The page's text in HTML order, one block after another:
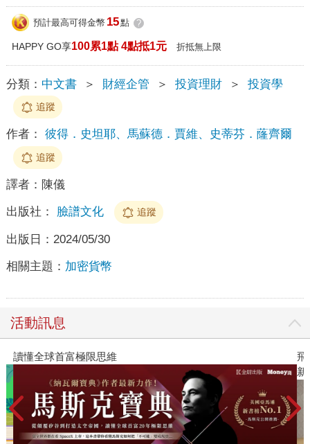
預計最高可得金幣 15點 ?
HAPPY GO享100累1點 4點抵1元 折抵無上限
分類： 中文書 ＞ 財經企管 ＞ 投資理財 ＞ 投資學
追蹤
作者： 彼得．史坦耶、馬蘇德．賈維、史蒂芬．蕯齊爾
追蹤
譯者： 陳儀
出版社： 臉譜文化 追蹤
出版日： 2024/05/30
相關主題： 加密貨幣
活動訊息
讀懂全球首富極限思維
飛
新